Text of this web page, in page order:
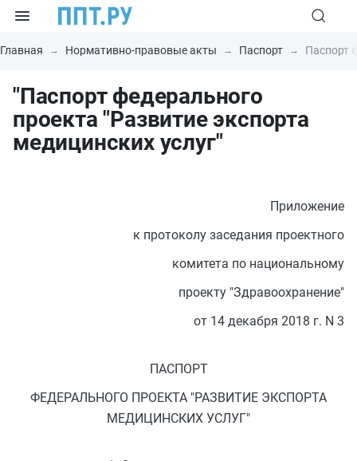
Главная Нормативно-правовые акты Паспорт Паспорт
"Паспорт федерального
проекта "Развитие экспорта
медицинских услуг"
Приложение
к протоколу заседания проектного
комитета по национальному
проекту "Здравоохранение"
от 14 декабря 2018 г. N 3
ПАСПОРТ
ФЕДЕРАЛЬНОГО ПРОЕКТА "РАЗВИТИЕ ЭКСПОРТА
МЕДИЦИНСКИХ УСЛУГ"